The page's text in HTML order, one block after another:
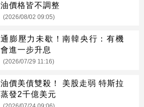
油價格皆不調整
(2026/08/02 09:05)
通膨壓力未歇！南韓央行：有機
會進一步升息
(2026/07/29 11:16)
油價美債雙殺！ 美股走弱 特斯拉
蒸發2千億美元